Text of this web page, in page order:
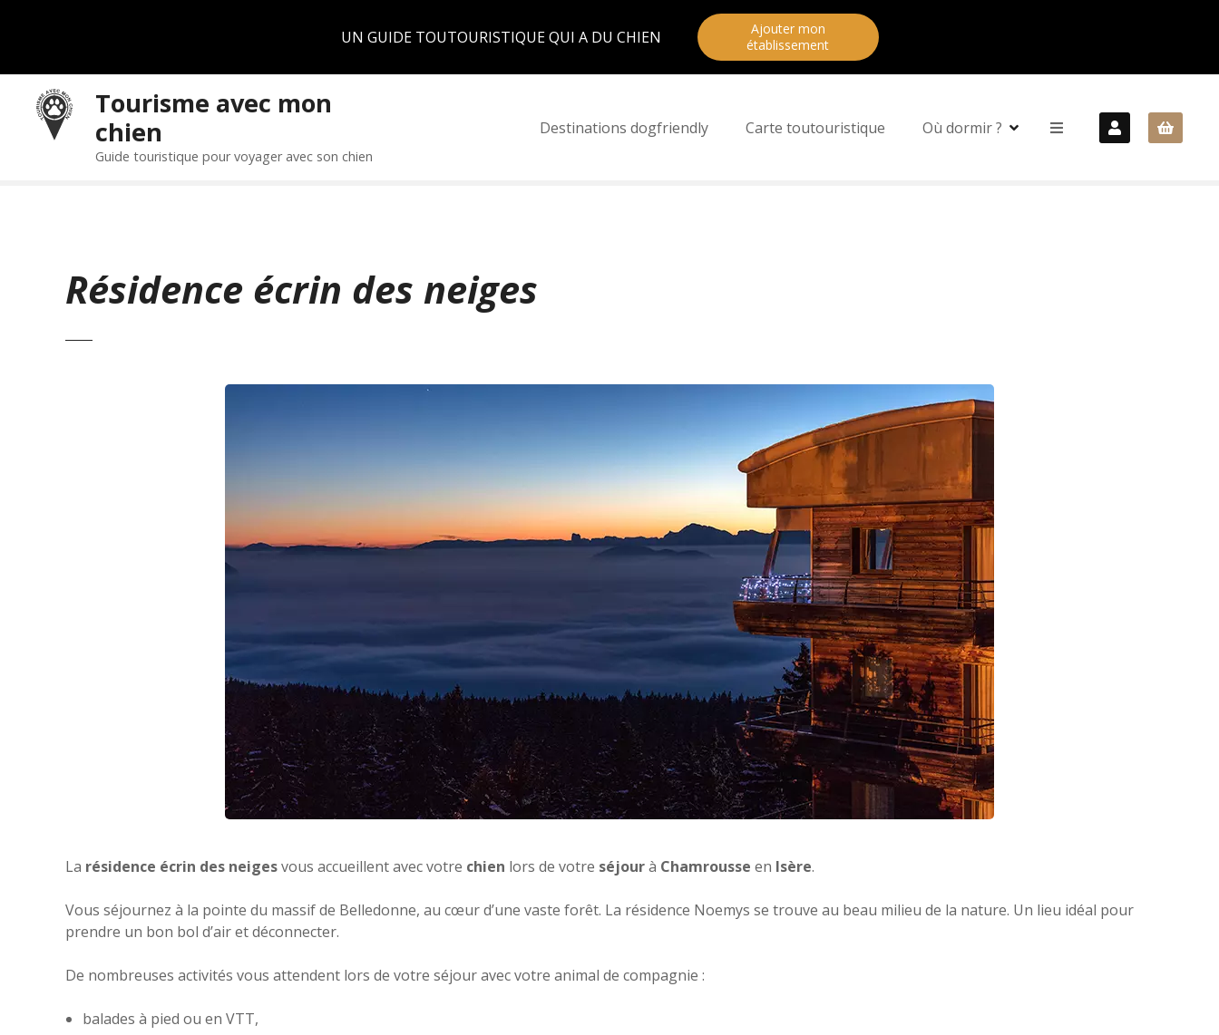
UN GUIDE TOUTOURISTIQUE QUI A DU CHIEN
Ajouter mon
établissement
Tourisme avec mon
chien
Guide touristique pour voyager avec son chien
Destinations dogfriendly Carte toutouristique Où dormir ?
Résidence écrin des neiges
La résidence écrin des neigesvous accueillent avec votre chien lors de votre séjourà Chamrousse en Isère.
Vous séjournez à la pointe du massif de Belledonne, au cœur d’une vaste forêt. La résidence Noemys se trouve au beau milieu de la nature. Un lieu idéal pour
prendre un bon bol d’air et déconnecter.
De nombreuses activités vous attendent lors de votre séjour avec votre animal de compagnie :
balades à pied ou en VTT,